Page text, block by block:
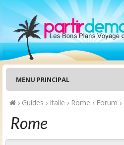
MENU PRINCIPAL
› Guides › Italie › Rome › Forum ›
Rome